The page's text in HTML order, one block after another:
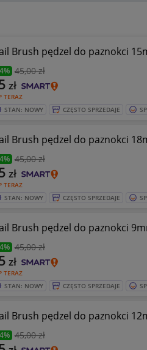
Brush pędzel do paznokci
45,00 zł
TERAZ
zł
STAN: NOWY CZĘSTO SPRZEDAJE
Brush pędzel do paznokci
45,00 zł
TERAZ
zł
STAN: NOWY CZĘSTO SPRZEDAJE
Brush pędzel do paznokci
45,00 zł
TERAZ
zł
STAN: NOWY CZĘSTO SPRZEDAJE
Brush pędzel do paznokci
45,00 zł